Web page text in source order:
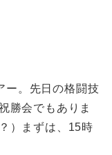
ー。先日の格闘技
勝会でもありま
）まずは、15時